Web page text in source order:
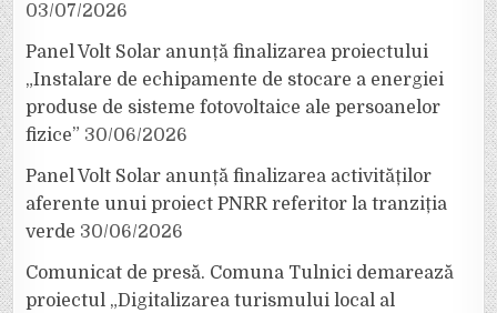
03/07/2026
Panel Volt Solar anunță finalizarea proiectului
„Instalare de echipamente de stocare a energiei
produse de sisteme fotovoltaice ale persoanelor
fizice” 30/06/2026
Panel Volt Solar anunță finalizarea activităților
aferente unui proiect PNRR referitor la tranziția
verde 30/06/2026
Comunicat de presă. Comuna Tulnici demarează
proiectul „Digitalizarea turismului local al